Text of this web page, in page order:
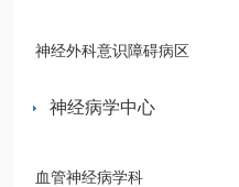
神经外科意识障碍病区
神经病学中心
血管神经病学科